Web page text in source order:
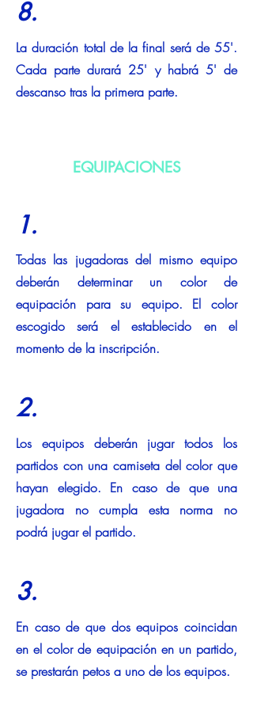
8.
La duración total de la final será de 55'.
Cada parte durará 25' y habrá 5' de
descanso tras la primera parte.
EQUIPACIONES
1.
Todas las jugadoras del mismo equipo
deberán determinar un color de
equipación para su equipo. El color
escogido será el establecido en el
momento de la inscripción.
2.
Los equipos deberán jugar todos los
partidos con una camiseta del color que
hayan elegido. En caso de que una
jugadora no cumpla esta norma no
podrá jugar el partido.
3.
En caso de que dos equipos coincidan
en el color de equipación en un partido,
se prestarán petos a uno de los equipos.